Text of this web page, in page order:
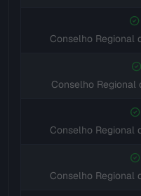
Conselho Regional
Conselho Regional
Conselho Regional
Conselho Regional